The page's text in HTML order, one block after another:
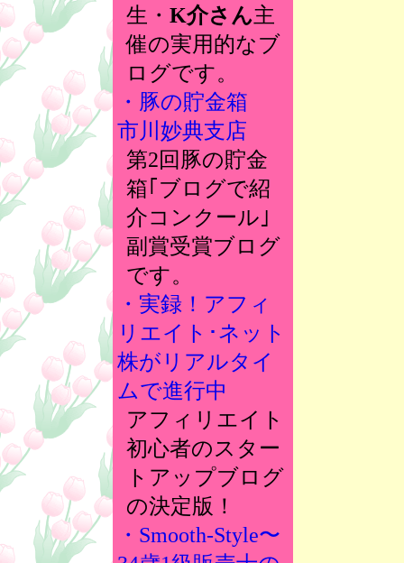
生・ K介さん主
催の実用的なブ
ログです。
・豚の貯金箱
市川妙典支店
第2回豚の貯金
箱｢ブログで紹
介コンクール｣
副賞受賞ブログ
です。
・実録！アフィ
リエイト･ネット
株がリアルタイ
ムで進行中
アフィリエイト
初心者のスター
トアップブログ
の決定版！
・Smooth-Style〜